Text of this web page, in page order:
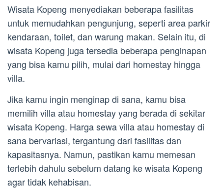
Wisata Kopeng menyediakan beberapa fasilitas
untuk memudahkan pengunjung, seperti area parkir
kendaraan, toilet, dan warung makan. Selain itu, di
wisata Kopeng juga tersedia beberapa penginapan
yang bisa kamu pilih, mulai dari homestay hingga
villa.
Jika kamu ingin menginap di sana, kamu bisa
memilih villa atau homestay yang berada di sekitar
wisata Kopeng. Harga sewa villa atau homestay di
sana bervariasi, tergantung dari fasilitas dan
kapasitasnya. Namun, pastikan kamu memesan
terlebih dahulu sebelum datang ke wisata Kopeng
agar tidak kehabisan.